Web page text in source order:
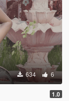
634 6
1.0